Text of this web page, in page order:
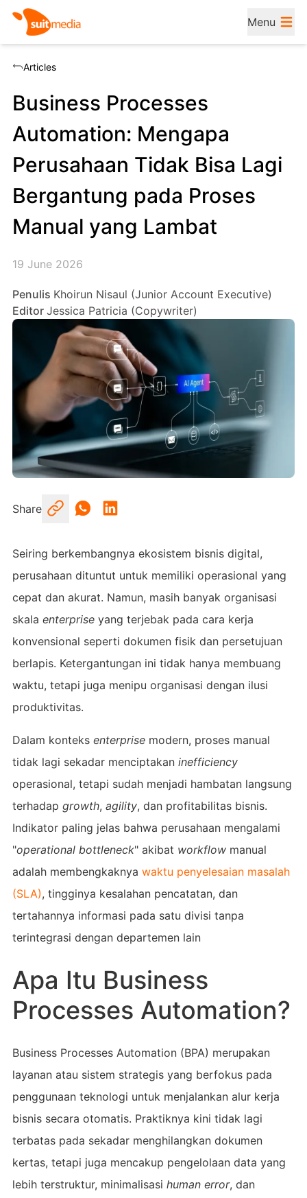
Menu
Articles
Business Processes
Automation: Mengapa
Perusahaan Tidak Bisa Lagi
Bergantung pada Proses
Manual yang Lambat
19 June 2026
Penulis Khoirun Nisaul (Junior Account Executive)
Editor Jessica Patricia (Copywriter)
Share
Seiring berkembangnya ekosistem bisnis digital,
perusahaan dituntut untuk memiliki operasional yang
cepat dan akurat. Namun, masih banyak organisasi
skala enterpriseyang terjebak pada cara kerja
konvensional seperti dokumen fisik dan persetujuan
berlapis. Ketergantungan ini tidak hanya membuang
waktu, tetapi juga menipu organisasi dengan ilusi
produktivitas.
Dalam konteks enterprisemodern, proses manual
tidak lagi sekadar menciptakan inefficiency
operasional, tetapi sudah menjadi hambatan langsung
terhadap growth, agility, dan profitabilitas bisnis.
Indikator paling jelas bahwa perusahaan mengalami
"operational bottleneck" akibat workflowmanual
adalah membengkaknya waktu penyelesaian masalah
(SLA), tingginya kesalahan pencatatan, dan
tertahannya informasi pada satu divisi tanpa
terintegrasi dengan departemen lain
Apa Itu Business
Processes Automation?
Business Processes Automation (BPA) merupakan
layanan atau sistem strategis yang berfokus pada
penggunaan teknologi untuk menjalankan alur kerja
bisnis secara otomatis. Praktiknya kini tidak lagi
terbatas pada sekadar menghilangkan dokumen
kertas, tetapi juga mencakup pengelolaan data yang
lebih terstruktur, minimalisasi human error, dan